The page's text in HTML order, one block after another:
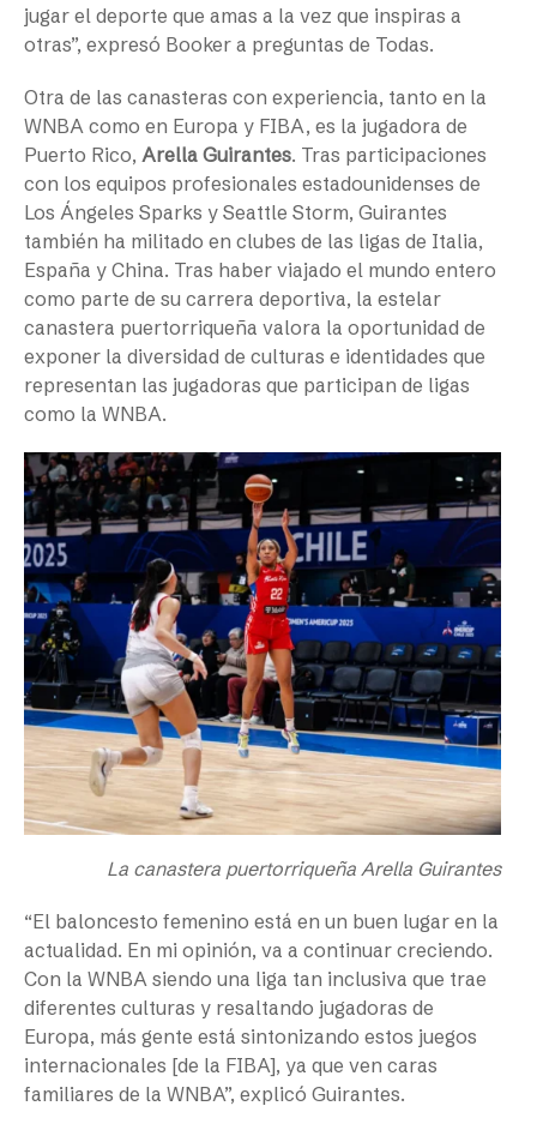
jugar el deporte que amas a la vez que inspiras a
otras”, expresó Booker a preguntas de Todas.
Otra de las canasteras con experiencia, tanto en la
WNBA como en Europa y FIBA, es la jugadora de
Puerto Rico, Arella Guirantes. Tras participaciones
con los equipos profesionales estadounidenses de
Los Ángeles Sparks y Seattle Storm, Guirantes
también ha militado en clubes de las ligas de Italia,
España y China. Tras haber viajado el mundo entero
como parte de su carrera deportiva, la estelar
canastera puertorriqueña valora la oportunidad de
exponer la diversidad de culturas e identidades que
representan las jugadoras que participan de ligas
como la WNBA.
La canastera puertorriqueña Arella Guirantes
“El baloncesto femenino está en un buen lugar en la
actualidad. En mi opinión, va a continuar creciendo.
Con la WNBA siendo una liga tan inclusiva que trae
diferentes culturas y resaltando jugadoras de
Europa, más gente está sintonizando estos juegos
internacionales [de la FIBA], ya que ven caras
familiares de la WNBA”, explicó Guirantes.